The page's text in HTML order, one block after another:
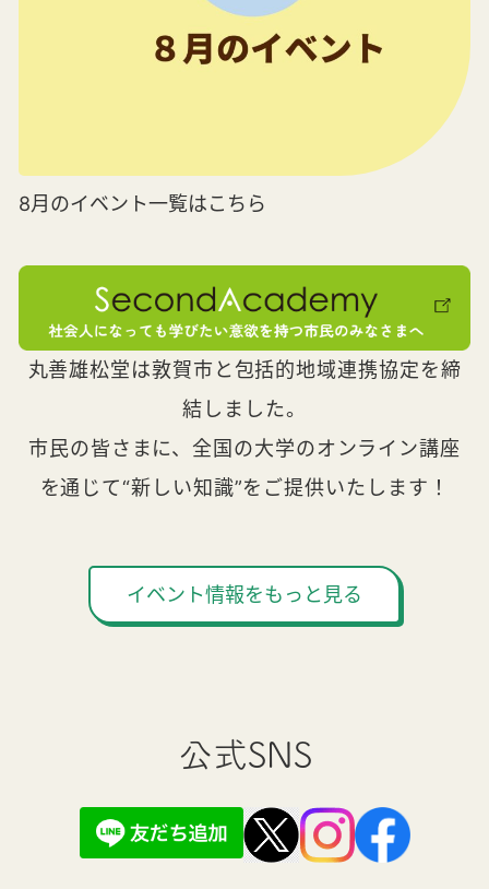
8月のイベント一覧はこちら
丸善雄松堂は敦賀市と包括的地域連携協定を締
結しました。
市民の皆さまに、全国の大学のオンライン講座
を通じて“新しい知識”をご提供いたします！
イベント情報をもっと見る
公式SNS